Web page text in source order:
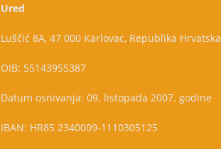
Ured
Luščić 8A, 47 000 Karlovac, Republika Hrvatska
OIB: 55143955387
Datum osnivanja: 09. listopada 2007. godine
IBAN: HR85 2340009-1110305125